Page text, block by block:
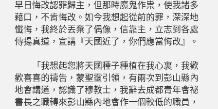
早日悔改認罪歸主，但那時魔鬼作祟，使我諸多
藉口，不肯悔改。如今我想起從前的罪，深深地
懺悔，我終於丟棄了偶像，信靠主，立志到各處
傳揚真道，宣講『天國近了，你們應當悔改』。
「我想起您將天國種子種植在我心裏，我歡
歡喜喜的禱告，蒙聖靈引領，有兩次到彭山縣內
地會講道，認識了穆教士，我辭去成都青年會祕
書長之職轉來彭山縣內地會作一個較低的職員，